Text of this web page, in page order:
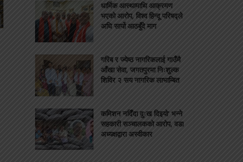
धार्मिक आस्थामाथि आक्रमण
भएको आरोप, विश्व हिन्दू परिषद्ले
अघि सार्यो आठबुँदे माग
गरिब र ज्येष्ठ नागरिकलाई गाउँमै
आँखा सेवा, जगतपुरमा निःशुल्क
शिविर २ सय नागरिक लाभाम्बित
कमिशन नदिँदा दुःख दिइयो’ भन्ने
सहकारी सञ्चालकको आरोप, वडा
अध्यक्षद्वारा अस्वीकार